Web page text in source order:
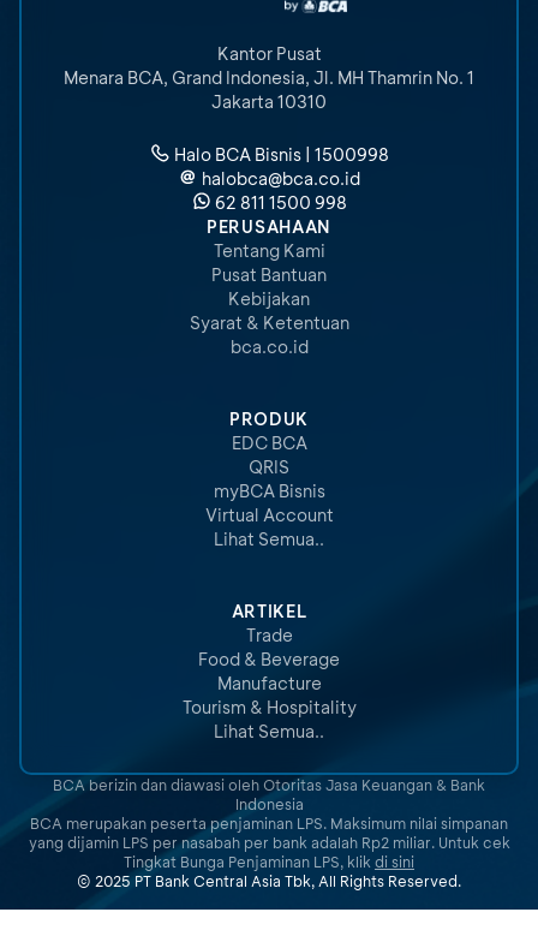
Kantor Pusat
Menara BCA, Grand Indonesia, Jl. MH Thamrin No. 1
Jakarta 10310
Halo BCA Bisnis | 1500998
halobca@bca.co.id
62 811 1500 998
PERUSAHAAN
Tentang Kami
Pusat Bantuan
Kebijakan
Syarat & Ketentuan
bca.co.id
PRODUK
EDC BCA
QRIS
myBCA Bisnis
Virtual Account
Lihat Semua..
ARTIKEL
Trade
Food & Beverage
Manufacture
Tourism & Hospitality
Lihat Semua..
BCA berizin dan diawasi oleh Otoritas Jasa Keuangan & Bank
Indonesia
BCA merupakan peserta penjaminan LPS. Maksimum nilai simpanan
yang dijamin LPS per nasabah per bank adalah Rp2 miliar. Untuk cek
Tingkat Bunga Penjaminan LPS, klik di sini
© 2025 PT Bank Central Asia Tbk, All Rights Reserved.